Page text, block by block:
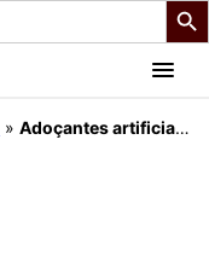
» Adoçantes artificiais Causam Maior Ganho de Peso do que o Açucar, Outro Estudo Revela.